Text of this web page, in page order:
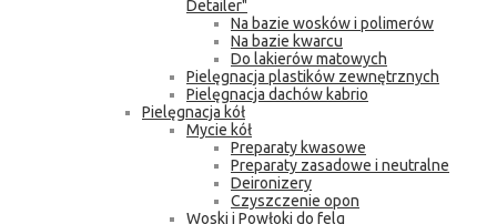
Detailer"
Na bazie wosków i polimerów
Na bazie kwarcu
Do lakierów matowych
Pielęgnacja plastików zewnętrznych
Pielęgnacja dachów kabrio
Pielęgnacja kół
Mycie kół
Preparaty kwasowe
Preparaty zasadowe i neutralne
Deironizery
Czyszczenie opon
Woski i Powłoki do felg